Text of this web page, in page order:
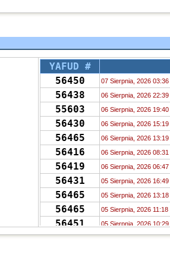
YAFUD #
56450
07 Sierpnia, 2026 03:36
56438 06 Sierpnia, 2026 22:39
55603 06 Sierpnia, 2026 19:40
56430 06 Sierpnia, 2026 15:19
56465 06 Sierpnia, 2026 13:19
56416 06 Sierpnia, 2026 08:31
56419 06 Sierpnia, 2026 06:47
56431 05 Sierpnia, 2026 16:49
56465 05 Sierpnia, 2026 13:18
56465 05 Sierpnia, 2026 11:18
56451 05 Sierpnia, 2026 10:29
56465 05 Sierpnia, 2026 10:25